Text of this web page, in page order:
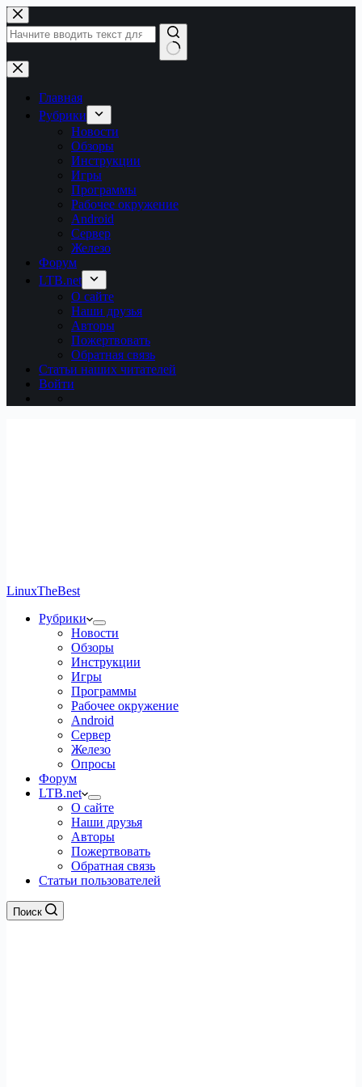
Перейти
к
сути
Ничего
не
найденоГлавная
Рубрики
Новости
Обзоры
Инструкции
Игры
Программы
Рабочее окружение
Android
Сервер
Железо
Форум
LTB.net
О сайте
Наши друзья
Авторы
Пожертвовать
Обратная связь
Статьи наших читателей
Войти
LinuxTheBest
Рубрики
Новости
Обзоры
Инструкции
Игры
Программы
Рабочее окружение
Android
Сервер
Железо
Опросы
Форум
LTB.net
О сайте
Наши друзья
Авторы
Пожертвовать
Обратная связь
Статьи пользователей
Поиск